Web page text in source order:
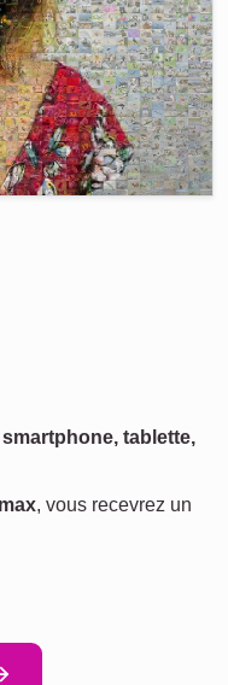
smartphone, tablette,
, vous recevrez un